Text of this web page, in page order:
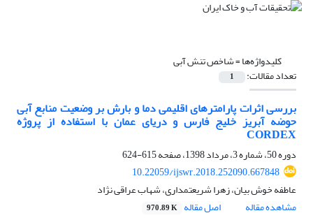
کلیدواژه‌ها =شاخص تنش آبی
تعداد مقالات: 1
بررسی اثرات پارامترهای اقلیمی دما و بارش بر وضعیت منابع آبی
حوضه آبریز خلیج فارس و دریای عمان با استفاده از پروژه
CORDEX
دوره 50، شماره 3، مرداد 1398، صفحه
615-624
10.22059/ijswr.2018.252090.667848
عاطفه خوش بیان، زهرا شریعتمداری، شهاب عراقی نژاد
مشاهده مقاله
اصل مقاله 970.89 K